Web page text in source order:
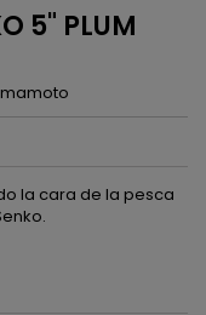
5" PLUM
la cara de la pesca